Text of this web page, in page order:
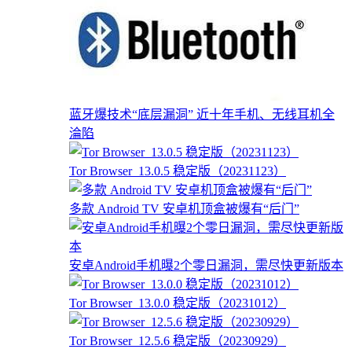
蓝牙爆技术“底层漏洞” 近十年手机、无线耳机全
淪陷
Tor Browser_13.0.5 稳定版（20231123）
多款 Android TV 安卓机顶盒被爆有“后门”
安卓Android手机曝2个零日漏洞，需尽快更新版本
Tor Browser_13.0.0 稳定版（20231012）
Tor Browser_12.5.6 稳定版（20230929）